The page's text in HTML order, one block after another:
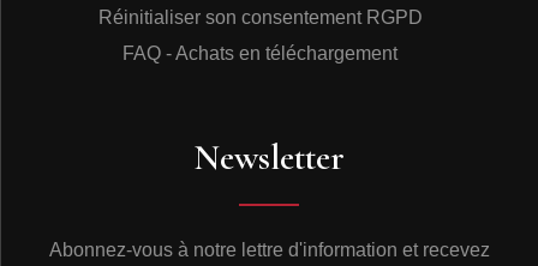
Réinitialiser son consentement RGPD
FAQ - Achats en téléchargement
Newsletter
Abonnez-vous à notre lettre d'information et recevez